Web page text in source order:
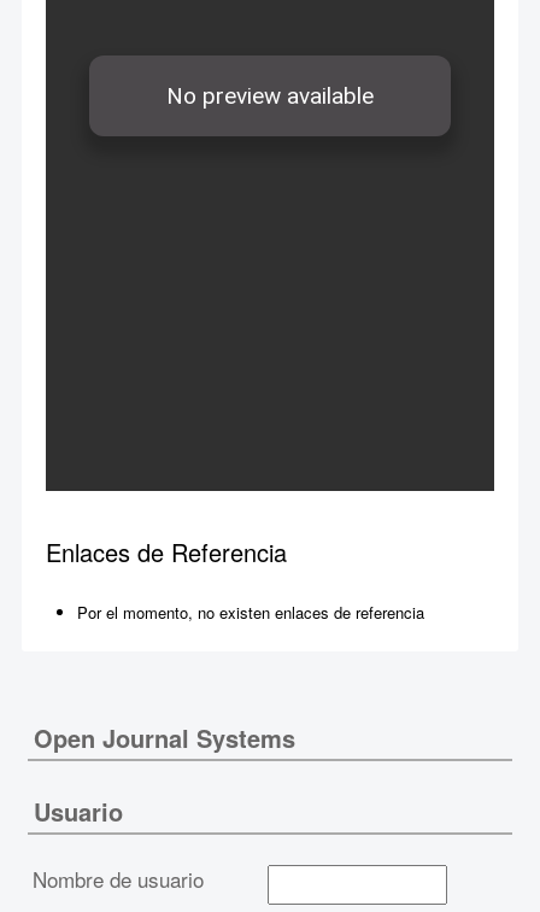
Enlaces de Referencia
Por el momento, no existen enlaces de referencia
Open Journal Systems
Usuario
Nombre de usuario